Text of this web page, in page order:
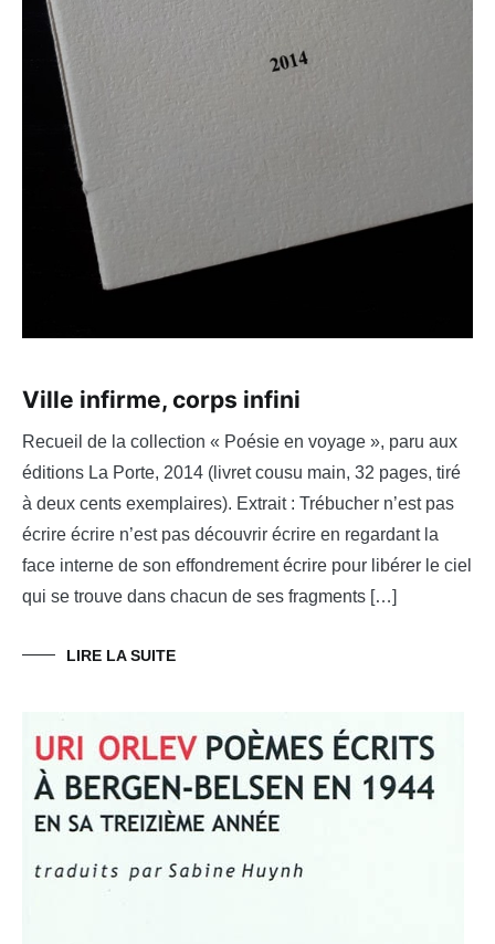
Ville infirme, corps infini
Recueil de la collection « Poésie en voyage », paru aux
éditions La Porte, 2014 (livret cousu main, 32 pages, tiré
à deux cents exemplaires). Extrait : Trébucher n’est pas
écrire écrire n’est pas découvrir écrire en regardant la
face interne de son effondrement écrire pour libérer le ciel
qui se trouve dans chacun de ses fragments […]
LIRE LA SUITE